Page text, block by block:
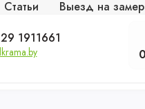
Статьи Выезд на замер
1911661